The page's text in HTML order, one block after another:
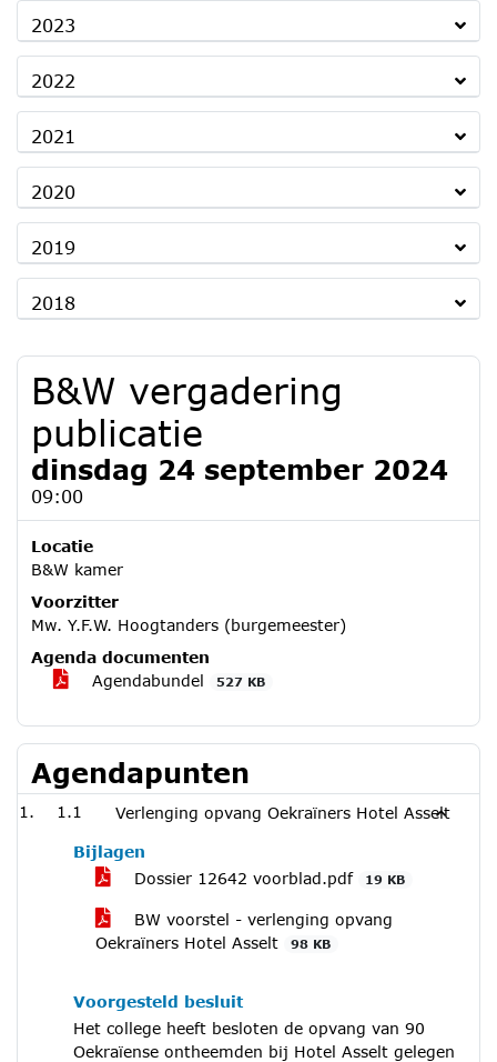
2023
2022
2021
2020
2019
2018
B&W vergadering
publicatie
dinsdag 24 september 2024
09:00
Locatie
B&W kamer
Voorzitter
Mw. Y.F.W. Hoogtanders (burgemeester)
Agenda documenten
Agendabundel
527 KB
Agendapunten
1.1 Verlenging opvang Oekraïners Hotel Asselt
Bijlagen
Dossier 12642 voorblad.pdf
19 KB
BW voorstel - verlenging opvang
Oekraïners Hotel Asselt
98 KB
Voorgesteld besluit
Het college heeft besloten de opvang van 90
Oekraïense ontheemden bij Hotel Asselt gelegen